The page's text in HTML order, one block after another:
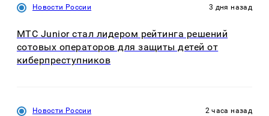
Новости России 3 дня назад
МТС Junior стал лидером рейтинга решений
сотовых операторов для защиты детей от
киберпреступников
Новости России 2 часа назад